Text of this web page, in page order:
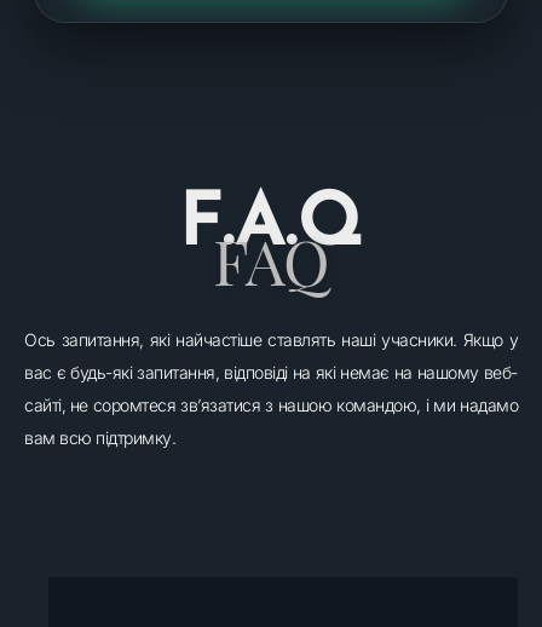
F.A.Q
FAQ
Ось запитання, які найчастіше ставлять наші учасники. Якщо у
вас є будь-які запитання, відповіді на які немає на нашому веб-
сайті, не соромтеся зв’язатися з нашою командою, і ми надамо
вам всю підтримку.